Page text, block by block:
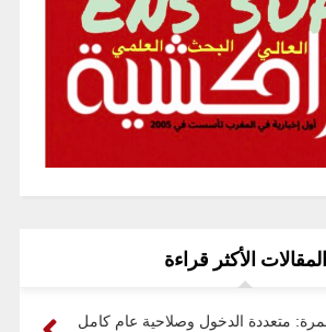
المقالات الأكثر قراءة
متعددة الدخول وصلاحية عام كامل